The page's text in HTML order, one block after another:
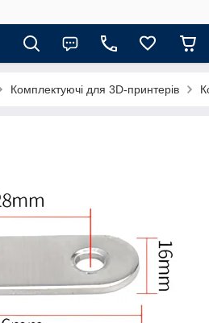
Комплектуючі для 3D-принтерів